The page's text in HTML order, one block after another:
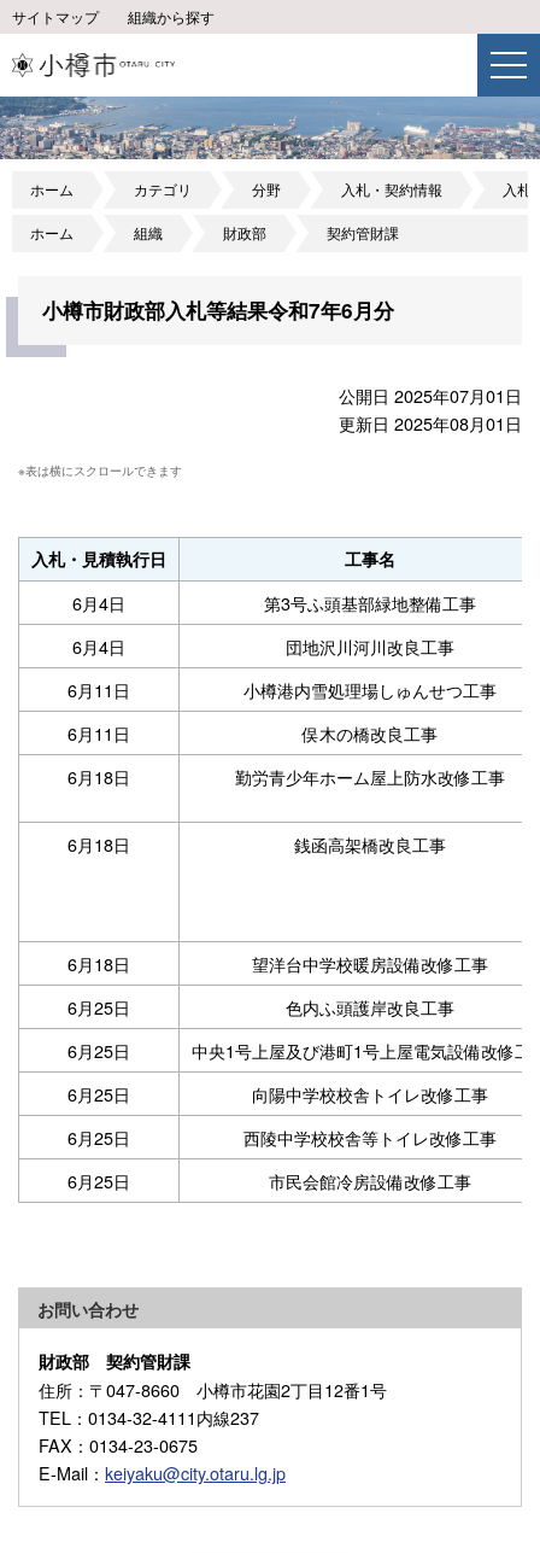
サイトマップ 組織から探す
ホーム カテゴリ 分野 入札・契約情報 入札
ホーム 組織 財政部 契約管財課
小樽市財政部入札等結果令和7年6月分
公開日 2025年07月01日
更新日 2025年08月01日
入札・見積執行日 工事名
6月4日
第3号ふ頭基部緑地整備工事
6月4日
団地沢川河川改良工事
6月11日
小樽港内雪処理場しゅんせつ工事
6月11日
俣木の橋改良工事
6月18日
勤労青少年ホーム屋上防水改修工事
6月18日 銭函高架橋改良工事
6月18日
望洋台中学校暖房設備改修工事
6月25日
色内ふ頭護岸改良工事
6月25日
中央1号上屋及び港町1号上屋電気設備改修工
6月25日
向陽中学校校舎トイレ改修工事
6月25日
西陵中学校校舎等トイレ改修工事
6月25日
市民会館冷房設備改修工事
お問い合わせ
財政部 契約管財課
住所 ：〒047-8660 小樽市花園2丁目12番1号
TEL ：0134-32-4111内線237
FAX ：0134-23-0675
E-Mail ： keiyaku@city.otaru.lg.jp